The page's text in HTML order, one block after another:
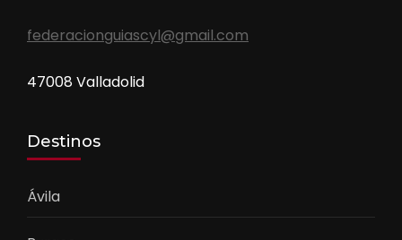
federacionguiascyl@gmail.com
47008 Valladolid
Destinos
Ávila